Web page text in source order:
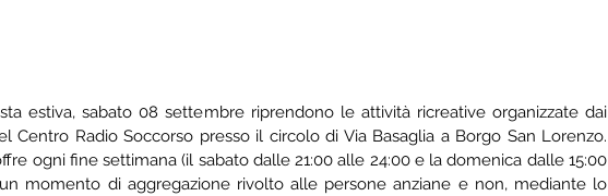
estiva, sabato 08 settembre riprendono le attività ricreative organizzate dai
Centro Radio Soccorso presso il circolo di Via Basaglia a Borgo San Lorenzo.
ogni fine settimana (il sabato dalle 21:00 alle 24:00 e la domenica dalle 15:00
momento di aggregazione rivolto alle persone anziane e non, mediante lo